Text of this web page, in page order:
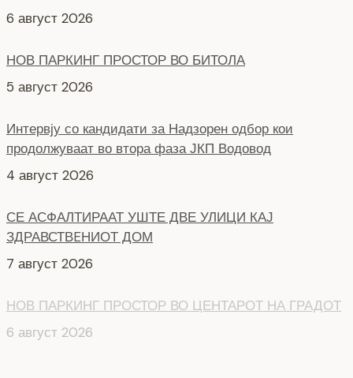
6 август 2026
НОВ ПАРКИНГ ПРОСТОР ВО БИТОЛА
5 август 2026
Интервју со кандидати за Надзорен одбор кои
продолжуваат во втора фаза ЈКП Водовод
4 август 2026
СЕ АСФАЛТИРААТ УШТЕ ДВЕ УЛИЦИ КАЈ
ЗДРАВСТВEНИОТ ДОМ
7 август 2026
НОВ ПАРКИНГ ПРОСТОР ВО ЦЕНТАРОТ НА ГРАДОТ
6 август 2026